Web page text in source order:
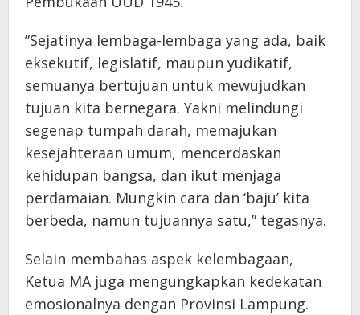
​”Sejatinya lembaga-lembaga yang ada, baik
eksekutif, legislatif, maupun yudikatif,
semuanya bertujuan untuk mewujudkan
tujuan kita bernegara. Yakni melindungi
segenap tumpah darah, memajukan
kesejahteraan umum, mencerdaskan
kehidupan bangsa, dan ikut menjaga
perdamaian. Mungkin cara dan ‘baju’ kita
berbeda, namun tujuannya satu,” tegasnya.
Selain membahas aspek kelembagaan,
Ketua MA juga mengungkapkan kedekatan
emosionalnya dengan Provinsi Lampung.